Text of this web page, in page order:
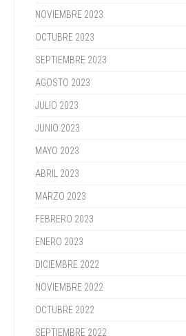
NOVIEMBRE 2023
OCTUBRE 2023
SEPTIEMBRE 2023
AGOSTO 2023
JULIO 2023
JUNIO 2023
MAYO 2023
ABRIL 2023
MARZO 2023
FEBRERO 2023
ENERO 2023
DICIEMBRE 2022
NOVIEMBRE 2022
OCTUBRE 2022
SEPTIEMBRE 2022